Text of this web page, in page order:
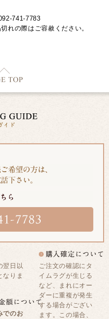
741-7783
れの際はご容赦ください。
翌日以
なりま
でのお
ご注文の確認にタ
イムラグが生じる
など、まれにオー
ダーに重複が発生
する場合がござい
ます。この場合、